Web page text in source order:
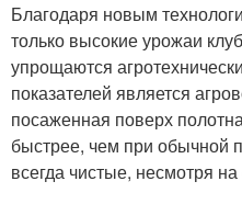
Благодаря новым
только высокие урожаи
упрощаются
показателей является
посаженная поверх
быстрее, чем при обычной
всегда чистые, несмотря на